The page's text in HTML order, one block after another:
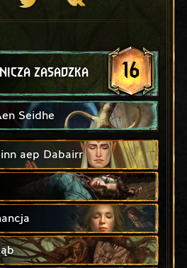
zasadzka 16
Seidhe
aep Dabairr